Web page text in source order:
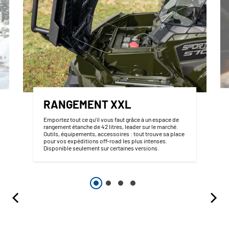
RANGEMENT XXL
Emportez tout ce qu’il vous faut grâce à un espace de
rangement étanche de 42 litres, leader sur le marché.
Outils, équipements, accessoires : tout trouve sa place
pour vos expéditions off-road les plus intenses.
Disponible seulement sur certaines versions.